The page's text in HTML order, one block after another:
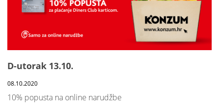
D-utorak 13.10.
08.10.2020
10% popusta na online narudžbe